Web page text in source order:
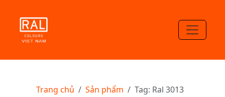
Trang chủ Sản phẩm Tag: Ral 3013